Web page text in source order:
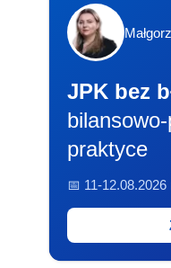
JPK bez
praktyce
📅 11-12.08.2026